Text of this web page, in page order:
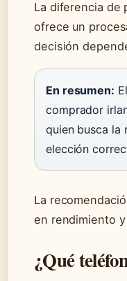
La diferencia de
ofrece un
decisión
En resumen:
comprador
quien busca la
elección
La
en rendimiento
¿Qué